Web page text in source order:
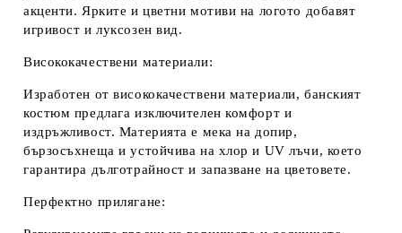
акценти. Ярките и цветни мотиви на логото добавят
игривост и луксозен вид.
Висококачествени материали:
Изработен от висококачествени материали, банският
костюм предлага изключителен комфорт и
издръжливост. Материята е мека на допир,
бързосъхнеща и устойчива на хлор и UV лъчи, което
гарантира дълготрайност и запазване на цветовете.
Перфектно прилягане: